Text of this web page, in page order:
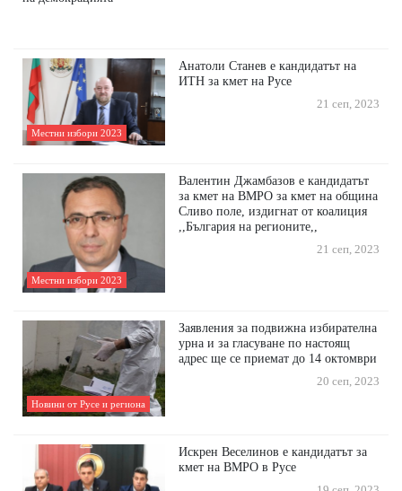
Местни избори 2023
Анатоли Станев е кандидатът на
ИТН за кмет на Русе
21 сеп, 2023
Местни избори 2023
Валентин Джамбазов е кандидатът
за кмет на ВМРО за кмет на община
Сливо поле, издигнат от коалиция
,,България на регионите,,
21 сеп, 2023
Новини от Русе и региона
Заявления за подвижна избирателна
урна и за гласуване по настоящ
адрес ще се приемат до 14 октомври
20 сеп, 2023
Искрен Веселинов е кандидатът за
кмет на ВМРО в Русе